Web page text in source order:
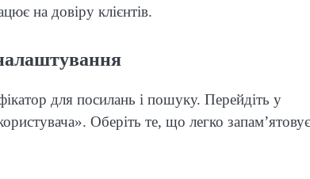
на довіру клієнтів.
для посилань і пошуку. Перейдіть у
Оберіть те, що легко